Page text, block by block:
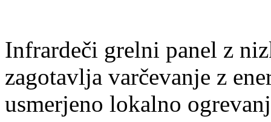
Infrardeči grelni panel z
zagotavlja varčevanje z
usmerjeno lokalno